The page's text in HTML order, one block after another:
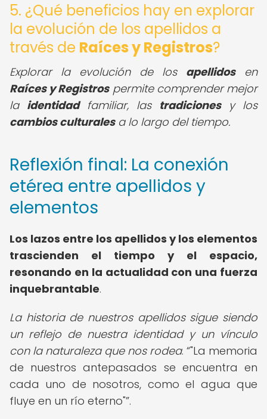
5. ¿Qué beneficios hay en explorar
la evolución de los apellidos a
través de Raíces y Registros?
Explorar la evolución de los apellidosen
Raíces y Registrospermite comprender mejor
la identidadfamiliar, las tradicionesy los
cambios culturalesa lo largo del tiempo.
Reflexión final: La conexión
etérea entre apellidos y
elementos
Los lazos entre los apellidos y los elementos
trascienden el tiempo y el espacio,
resonando en la actualidad con una fuerza
inquebrantable.
La historia de nuestros apellidos sigue siendo
un reflejo de nuestra identidad y un vínculo
con la naturaleza que nos rodea. "La memoria
de nuestros antepasados se encuentra en
cada uno de nosotros, como el agua que
fluye en un río eterno" .